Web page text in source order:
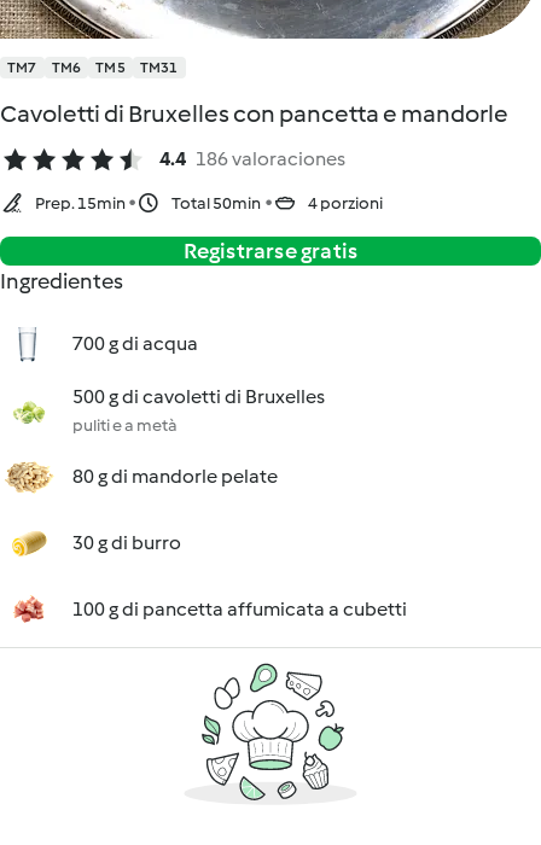
TM7 TM6 TM5 TM31
Cavoletti di Bruxelles con pancetta e mandorle
4.4 186 valoraciones
Prep. 15min Total 50min 4 porzioni
Registrarse gratis
Ingredientes
700 g di acqua
500 g di cavoletti di Bruxelles
puliti e a metà
80 g di mandorle pelate
30 g di burro
100 g di pancetta affumicata a cubetti